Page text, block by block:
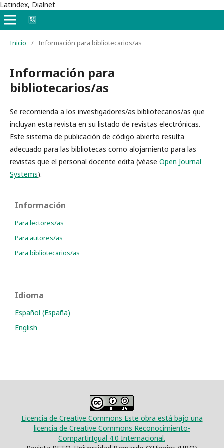
Latindex, Dialnet
Inicio / Información para bibliotecarios/as
Información para
bibliotecarios/as
Se recomienda a los investigadores/as bibliotecarios/as que
incluyan esta revista en su listado de revistas electrónicas.
Este sistema de publicación de código abierto resulta
adecuado para las bibliotecas como alojamiento para las
revistas que el personal docente edita (véase Open Journal
Systems).
Información
Para lectores/as
Para autores/as
Para bibliotecarios/as
Idioma
Español (España)
English
Licencia de Creative Commons Este obra está bajo una
licencia de Creative Commons Reconocimiento-
CompartirIgual 4.0 Internacional.